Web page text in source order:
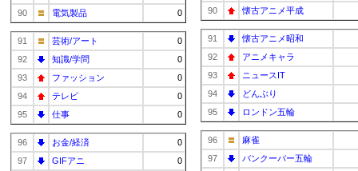
90
電気製品 0
91 芸術/アート
0
92
知識/学問
0
93
ファッション
0
94
テレビ
0
95
仕事 0
96 お金/経済
0
97
GIFアニ
0
90
懐古アニメ平成
91
懐古アニメ昭和
92
アニメキャラ
93
ニュースIT
94
どんぶり
95
ロンドン五輪
96
麻雀
97
バンクーバー五輪